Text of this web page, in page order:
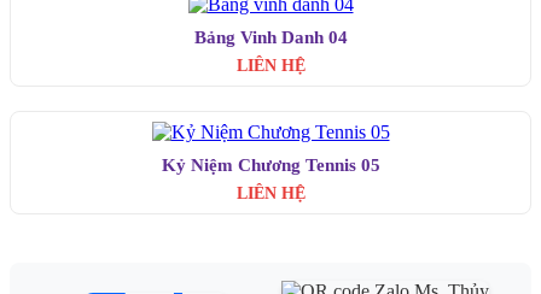
Bảng Vinh Danh 04
LIÊN HỆ
Kỷ Niệm Chương Tennis 05
LIÊN HỆ